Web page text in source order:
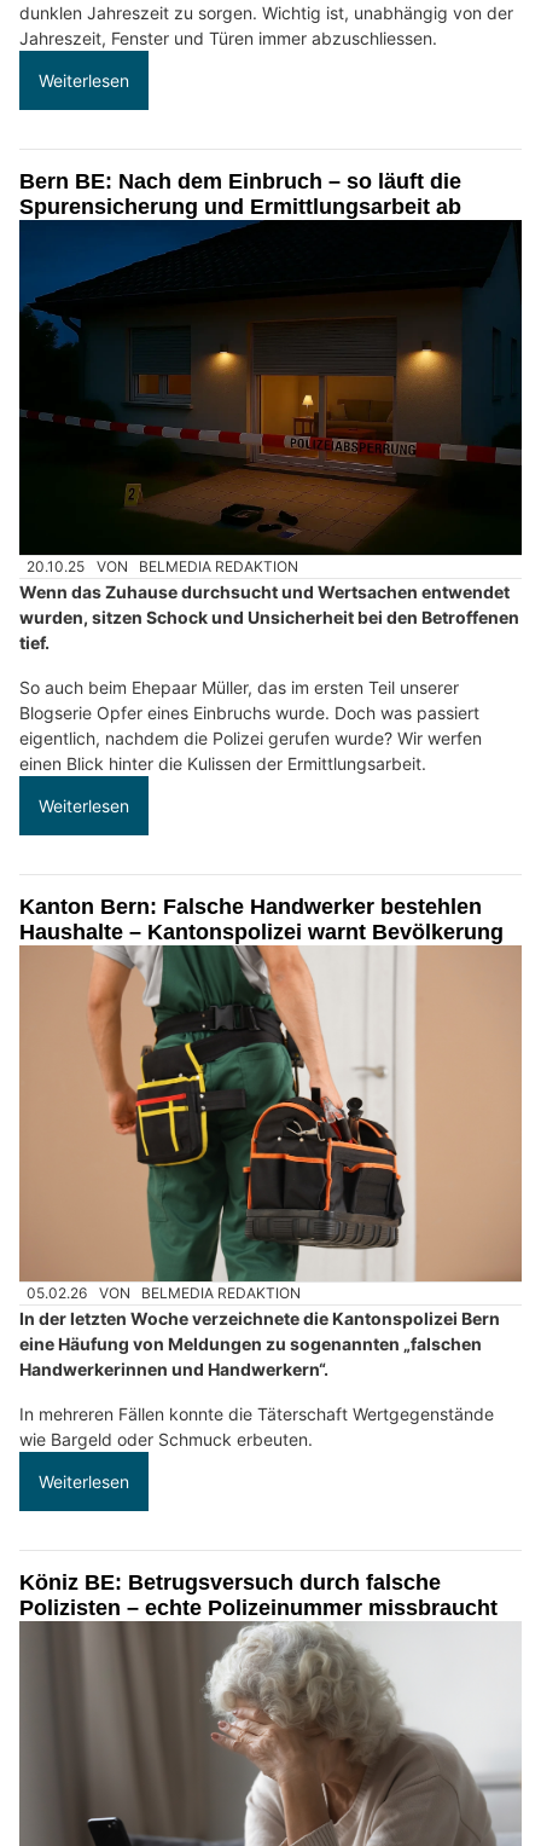
dunklen Jahreszeit zu sorgen. Wichtig ist, unabhängig von der
Jahreszeit, Fenster und Türen immer abzuschliessen.
Weiterlesen
Bern BE: Nach dem Einbruch – so läuft die
Spurensicherung und Ermittlungsarbeit ab
20.10.25 VON BELMEDIA REDAKTION
Wenn das Zuhause durchsucht und Wertsachen entwendet
wurden, sitzen Schock und Unsicherheit bei den Betroffenen
tief.
So auch beim Ehepaar Müller, das im ersten Teil unserer
Blogserie Opfer eines Einbruchs wurde. Doch was passiert
eigentlich, nachdem die Polizei gerufen wurde? Wir werfen
einen Blick hinter die Kulissen der Ermittlungsarbeit.
Weiterlesen
Kanton Bern: Falsche Handwerker bestehlen
Haushalte – Kantonspolizei warnt Bevölkerung
05.02.26 VON BELMEDIA REDAKTION
In der letzten Woche verzeichnete die Kantonspolizei Bern
eine Häufung von Meldungen zu sogenannten „falschen
Handwerkerinnen und Handwerkern“.
In mehreren Fällen konnte die Täterschaft Wertgegenstände
wie Bargeld oder Schmuck erbeuten.
Weiterlesen
Köniz BE: Betrugsversuch durch falsche
Polizisten – echte Polizeinummer missbraucht